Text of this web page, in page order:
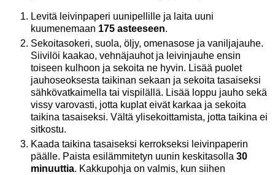
Levitä leivinpaperi uunipellille ja laita uuni
kuumenemaan 175 asteeseen.
Sekoitasokeri, suola, öljy, omenasose ja vaniljajauhe.
Siivilöi kaakao, vehnäjauhot ja leivinjauhe ensin
toiseen kulhoon ja sekoita ne hyvin. Lisää puolet
jauhoseoksesta taikinan sekaan ja sekoita tasaiseksi
sähkövatkaimella tai vispilällä. Lisää loppu jauho sekä
vissy varovasti, jotta kuplat eivät karkaa ja sekoita
taikina tasaiseksi. Vältä ylisekoittamista, jotta taikina ei
sitkostu.
Kaada taikina tasaiseksi kerrokseksi leivinpaperin
päälle. Paista esilämmitetyn uunin keskitasolla 30
minuuttia. Kakkupohja on valmis, kun siihen